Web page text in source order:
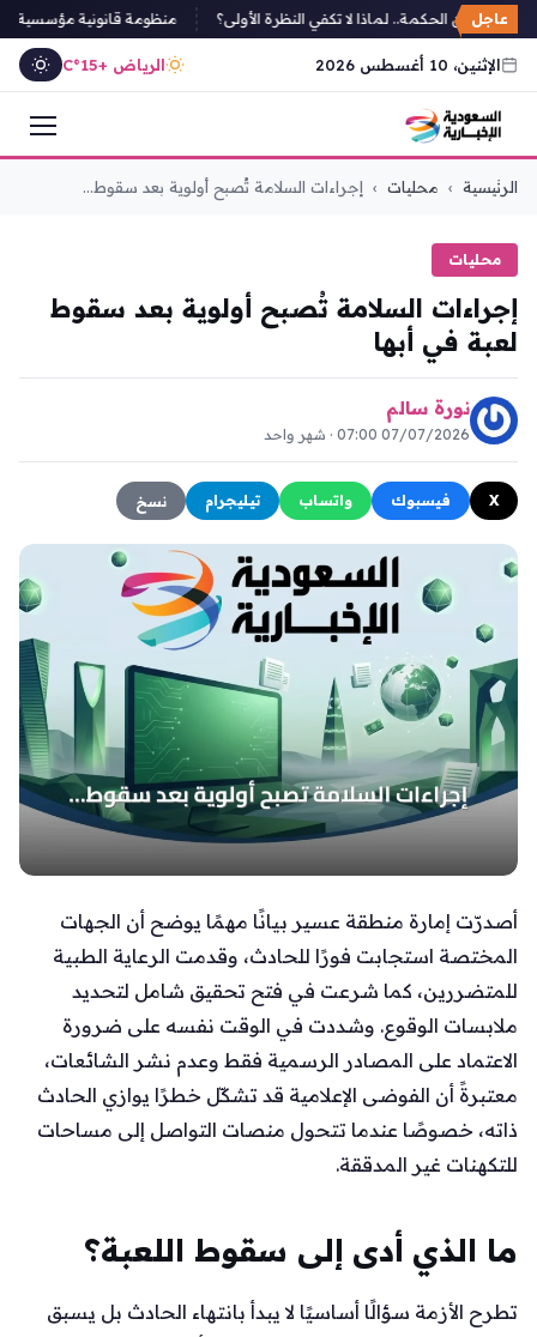
عاجل
تكمن الحكمة.. لماذا لا تكفي النظرة الأولى؟ منظومة قانونية مؤسسية لأمن
الإثنين، 10 أغسطس 2026 الرياض +15°C
التجاوز
الرئيسية › محليات › إجراءات السلامة تُصبح أولوية بعد سقوط...
محليات
إجراءات السلامة تُصبح أولوية بعد سقوط
لعبة في أبها
نورة سالم
07/07/2026 07:00 · شهر واحد
X فيسبوك واتساب تيليجرام نسخ
أصدرّت إمارة منطقة عسير بيانًا مهمًا يوضح أن الجهات
المختصة استجابت فورًا للحادث، وقدمت الرعاية الطبية
للمتضررين، كما شرعت في فتح تحقيق شامل لتحديد
ملابسات الوقوع. وشددت في الوقت نفسه على ضرورة
الاعتماد على المصادر الرسمية فقط وعدم نشر الشائعات،
معتبرةً أن الفوضى الإعلامية قد تشكّل خطرًا يوازي الحادث
ذاته، خصوصًا عندما تتحول منصات التواصل إلى مساحات
للتكهنات غير المدققة.
ما الذي أدى إلى سقوط اللعبة؟
تطرح الأزمة سؤالًا أساسيًا لا يبدأ بانتهاء الحادث بل يسبق